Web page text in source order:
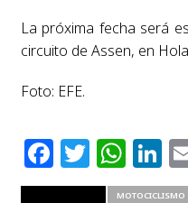
La próxima fecha será
circuito de Assen, en
Foto: EFE.
Facebook
MOTOCICLISMO